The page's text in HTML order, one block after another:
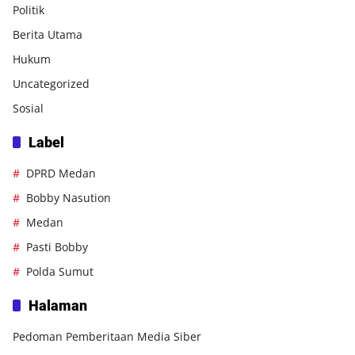
Politik
Berita Utama
Hukum
Uncategorized
Sosial
Label
DPRD Medan
Bobby Nasution
Medan
Pasti Bobby
Polda Sumut
Halaman
Pedoman Pemberitaan Media Siber